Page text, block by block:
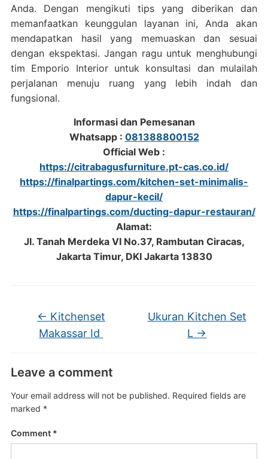
Anda. Dengan mengikuti tips yang diberikan dan
memanfaatkan keunggulan layanan ini, Anda akan
mendapatkan hasil yang memuaskan dan sesuai
dengan ekspektasi. Jangan ragu untuk menghubungi
tim Emporio Interior untuk konsultasi dan mulailah
perjalanan menuju ruang yang lebih indah dan
fungsional.
Informasi dan Pemesanan
Whatsapp : 081388800152
Official Web :
https://citrabagusfurniture.pt-cas.co.id/
https://finalpartings.com/kitchen-set-minimalis-
dapur-kecil/
https://finalpartings.com/ducting-dapur-restauran/
Alamat:
Jl. Tanah Merdeka VI No.37, Rambutan Ciracas,
Jakarta Timur, DKI Jakarta 13830
← Kitchenset
Makassar Id
Ukuran Kitchen Set
L →
Leave a comment
Your email address will not be published. Required fields are
marked *
Comment *